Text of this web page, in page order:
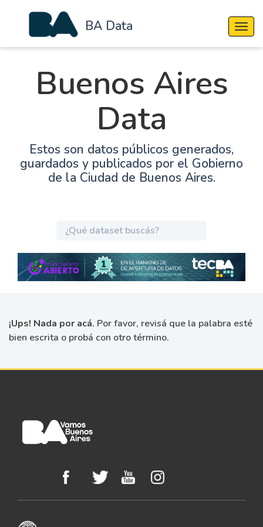
BA Data
Buenos Aires
Data
Estos son datos públicos generados,
guardados y publicados por el Gobierno
de la Ciudad de Buenos Aires.
¡Ups! Nada por acá. Por favor, revisá que la palabra esté
bien escrita o probá con otro término.